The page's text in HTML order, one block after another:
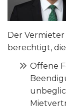
Der
berechtigt,
Offene